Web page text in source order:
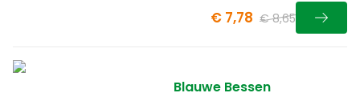
€ 7,78 € 8,65
Blauwe Bessen